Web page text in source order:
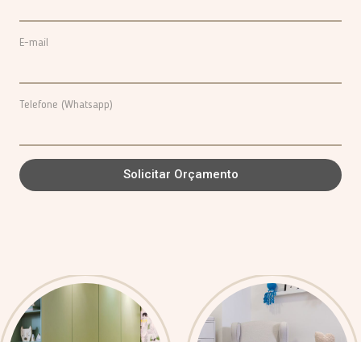
E-mail
Telefone (Whatsapp)
Solicitar Orçamento